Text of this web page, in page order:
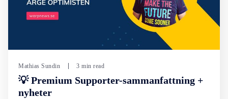
Mathias Sundin 3 min read
💡 Premium Supporter-sammanfattning +
nyheter